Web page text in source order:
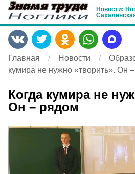
Новости:
Главная Новости
кумира не нужно «творить». Он
Когда кумира не
Он – рядом